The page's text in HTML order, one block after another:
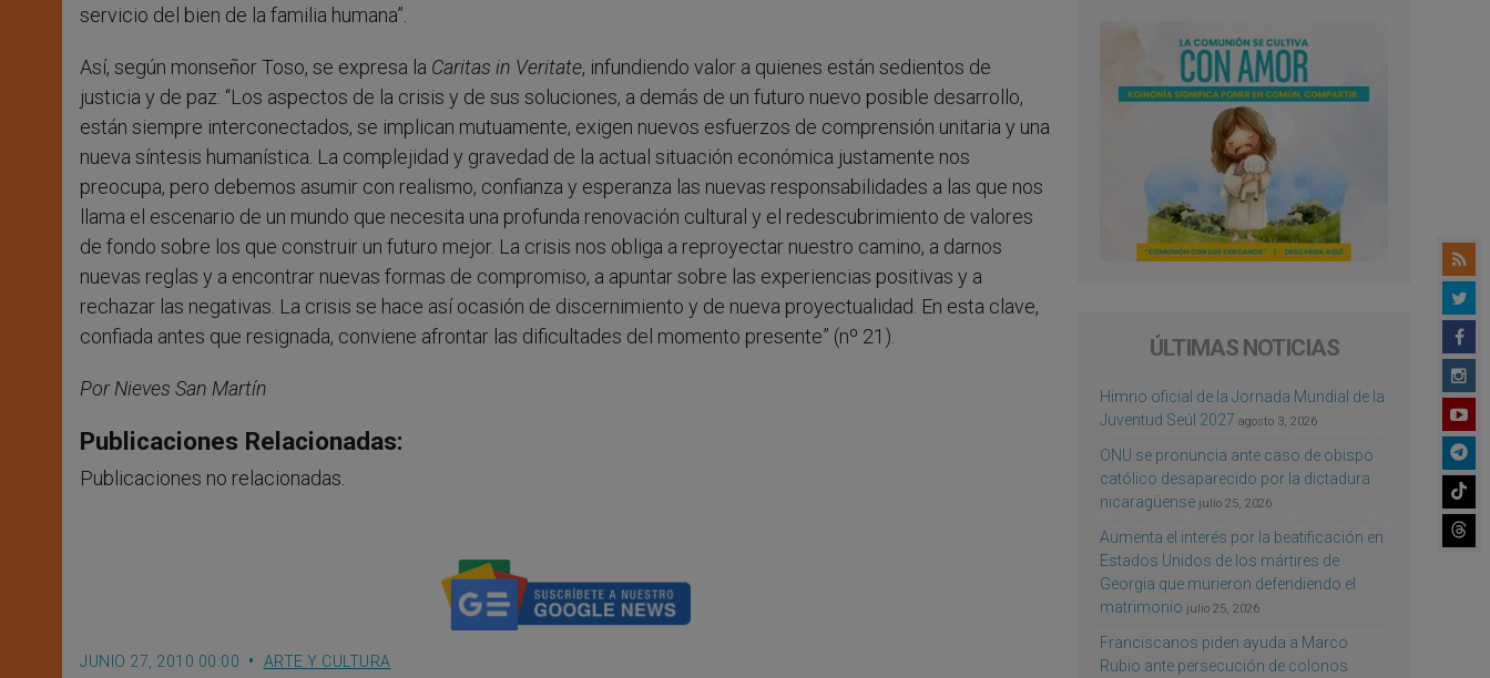
servicio del bien de la familia humana”.
Así, según monseñor Toso, se expresa la Caritas in Veritate, infundiendo valor a quienes están sedientos de
justicia y de paz: “Los aspectos de la crisis y de sus soluciones, a demás de un futuro nuevo posible desarrollo,
están siempre interconectados, se implican mutuamente, exigen nuevos esfuerzos de comprensión unitaria y una
nueva síntesis humanística. La complejidad y gravedad de la actual situación económica justamente nos
preocupa, pero debemos asumir con realismo, confianza y esperanza las nuevas responsabilidades a las que nos
llama el escenario de un mundo que necesita una profunda renovación cultural y el redescubrimiento de valores
de fondo sobre los que construir un futuro mejor. La crisis nos obliga a reproyectar nuestro camino, a darnos
nuevas reglas y a encontrar nuevas formas de compromiso, a apuntar sobre las experiencias positivas y a
rechazar las negativas. La crisis se hace así ocasión de discernimiento y de nueva proyectualidad. En esta clave,
confiada antes que resignada, conviene afrontar las dificultades del momento presente” (nº 21).
Por Nieves San Martín
Publicaciones Relacionadas:
Publicaciones no relacionadas.
JUNIO 27, 2010 00:00 ARTE Y CULTURA
ÚLTIMAS NOTICIAS
Himno oficial de la Jornada Mundial de la
Juventud Seúl 2027 agosto 3, 2026
ONU se pronuncia ante caso de obispo
católico desaparecido por la dictadura
nicaragüense julio 25, 2026
Aumenta el interés por la beatificación en
Estados Unidos de los mártires de
Georgia que murieron defendiendo el
matrimonio julio 25, 2026
Franciscanos piden ayuda a Marco
Rubio ante persecución de colonos